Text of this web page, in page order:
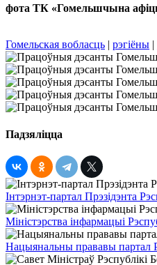
фота ТК «Гомельшчына
Гомельская вобласць | рэгіёны |
Падзяліцца
Інтэрнэт-партал Прэзідэнта
Міністэрства інфармацыі
Нацыянальны прававы партал